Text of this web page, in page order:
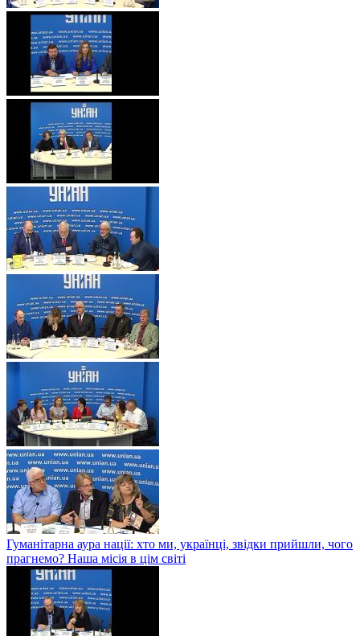
Гуманітарна аура нації: хто ми, українці, звідки прийшли, чого
прагнемо? Наша місія в цім світі